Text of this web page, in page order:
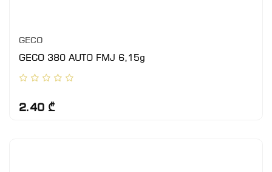
GECO
GECO 380 AUTO FMJ 6,15g
2.40 ₾